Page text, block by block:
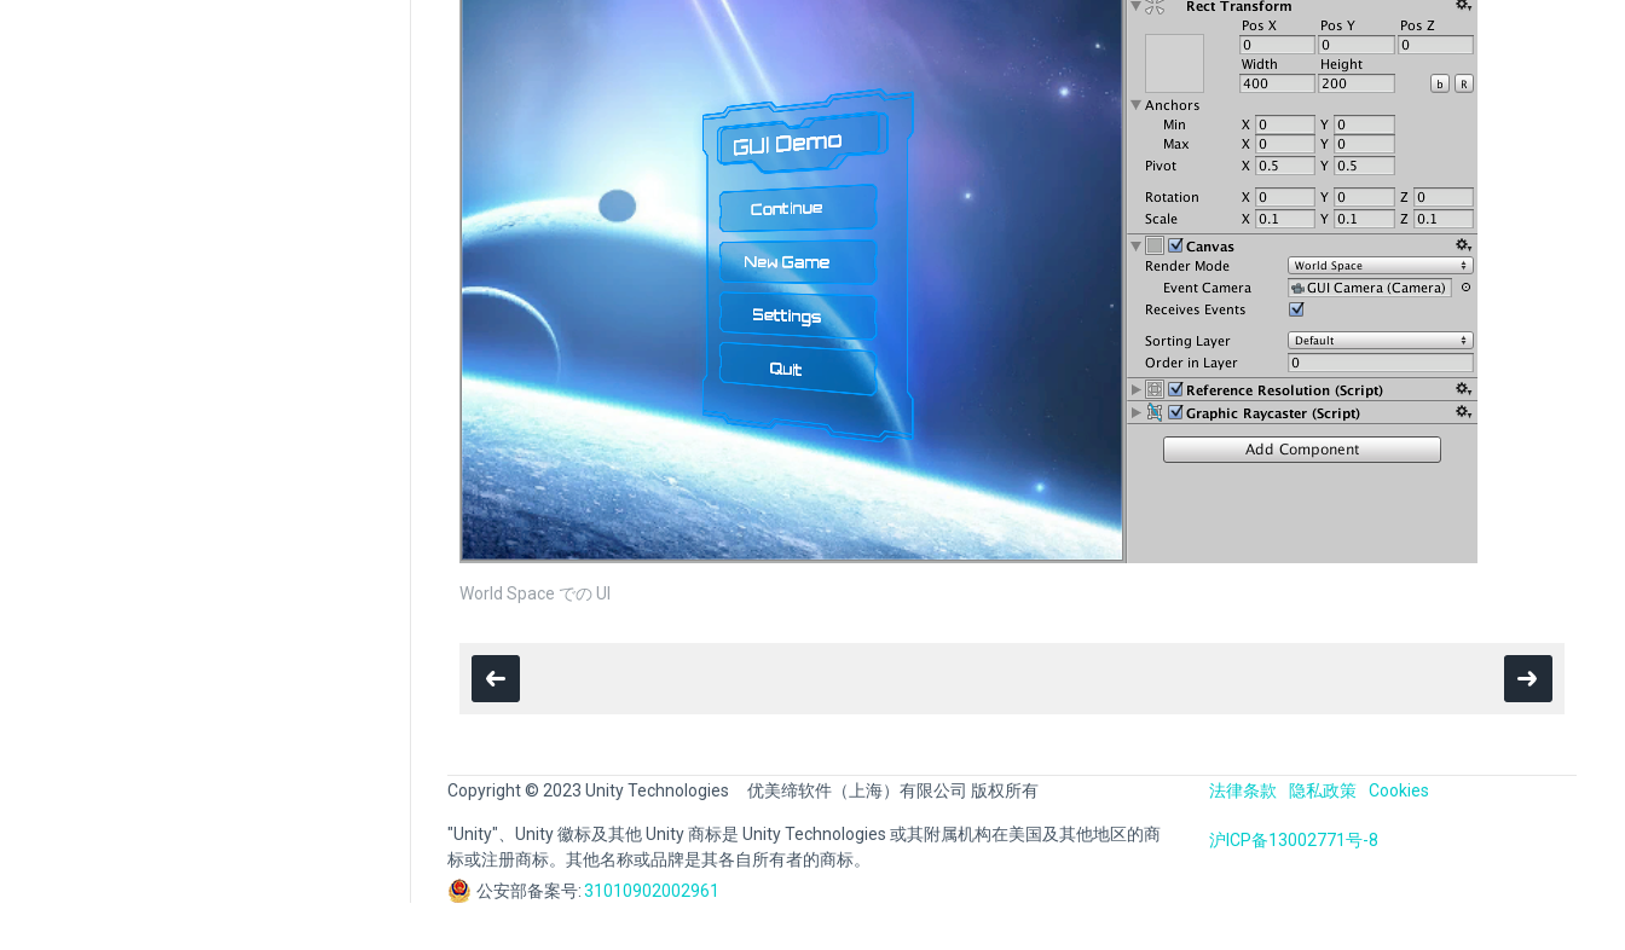
World Space での UI
Copyright © 2023 Unity Technologies 优美缔软件（上海）有限公司 版权所有
"Unity"、Unity 徽标及其他 Unity 商标是 Unity Technologies 或其附属机构在美国及其他地区的商
标或注册商标。其他名称或品牌是其各自所有者的商标。
公安部备案号:31010902002961
法律条款 隐私政策 Cookies
沪ICP备13002771号-8